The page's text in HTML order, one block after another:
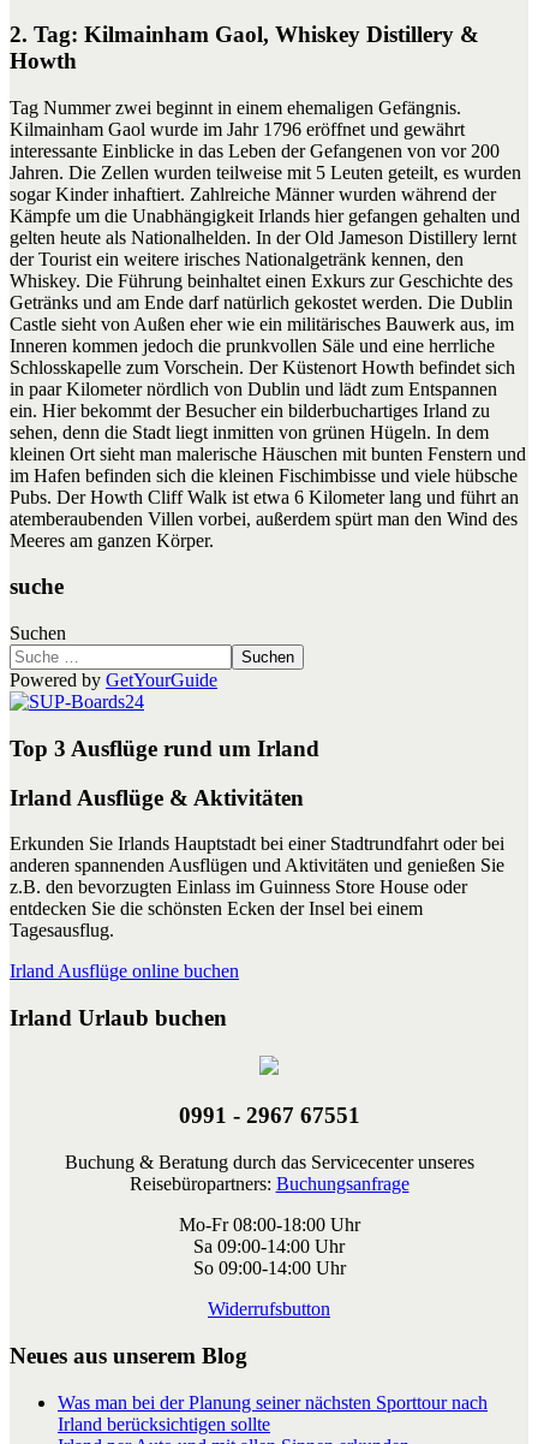
2. Tag: Kilmainham Gaol, Whiskey Distillery &
Howth
Tag Nummer zwei beginnt in einem ehemaligen Gefängnis.
Kilmainham Gaol wurde im Jahr 1796 eröffnet und gewährt
interessante Einblicke in das Leben der Gefangenen von vor 200
Jahren. Die Zellen wurden teilweise mit 5 Leuten geteilt, es wurden
sogar Kinder inhaftiert. Zahlreiche Männer wurden während der
Kämpfe um die Unabhängigkeit Irlands hier gefangen gehalten und
gelten heute als Nationalhelden. In der Old Jameson Distillery lernt
der Tourist ein weitere irisches Nationalgetränk kennen, den
Whiskey. Die Führung beinhaltet einen Exkurs zur Geschichte des
Getränks und am Ende darf natürlich gekostet werden. Die Dublin
Castle sieht von Außen eher wie ein militärisches Bauwerk aus, im
Inneren kommen jedoch die prunkvollen Säle und eine herrliche
Schlosskapelle zum Vorschein. Der Küstenort Howth befindet sich
in paar Kilometer nördlich von Dublin und lädt zum Entspannen
ein. Hier bekommt der Besucher ein bilderbuchartiges Irland zu
sehen, denn die Stadt liegt inmitten von grünen Hügeln. In dem
kleinen Ort sieht man malerische Häuschen mit bunten Fenstern und
im Hafen befinden sich die kleinen Fischimbisse und viele hübsche
Pubs. Der Howth Cliff Walk ist etwa 6 Kilometer lang und führt an
atemberaubenden Villen vorbei, außerdem spürt man den Wind des
Meeres am ganzen Körper.
suche
Suchen
Suchen
Powered by GetYourGuide
Top 3 Ausflüge rund um Irland
Irland Ausflüge & Aktivitäten
Erkunden Sie Irlands Hauptstadt bei einer Stadtrundfahrt oder bei
anderen spannenden Ausflügen und Aktivitäten und genießen Sie
z.B. den bevorzugten Einlass im Guinness Store House oder
entdecken Sie die schönsten Ecken der Insel bei einem
Tagesausflug.
Irland Ausflüge online buchen
Irland Urlaub buchen
0991 - 2967 67551
Buchung & Beratung durch das Servicecenter unseres
Reisebüropartners: Buchungsanfrage
Mo-Fr 08:00-18:00 Uhr
Sa 09:00-14:00 Uhr
So 09:00-14:00 Uhr
Widerrufsbutton
Neues aus unserem Blog
Was man bei der Planung seiner nächsten Sporttour nach
Irland berücksichtigen sollte